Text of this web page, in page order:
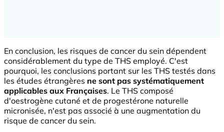
En conclusion, les risques de cancer du sein dépendent
considérablement du type de THS employé. C'est
pourquoi, les conclusions portant sur les THS testés dans
les études étrangères ne sont pas systématiquement
applicables aux Françaises. Le THS composé
d'oestrogène cutané et de progestérone naturelle
micronisée, n'est pas associé à une augmentation du
risque de cancer du sein.